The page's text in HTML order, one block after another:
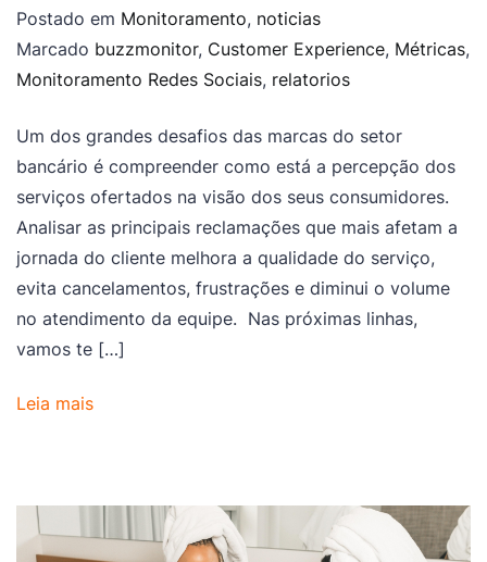
Postado em Monitoramento, noticias
Marcado buzzmonitor, Customer Experience, Métricas,
Monitoramento Redes Sociais, relatorios
Um dos grandes desafios das marcas do setor
bancário é compreender como está a percepção dos
serviços ofertados na visão dos seus consumidores.
Analisar as principais reclamações que mais afetam a
jornada do cliente melhora a qualidade do serviço,
evita cancelamentos, frustrações e diminui o volume
no atendimento da equipe. Nas próximas linhas,
vamos te […]
Leia mais